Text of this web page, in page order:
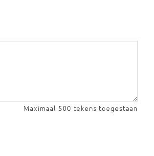
Maximaal 500 tekens toegestaan